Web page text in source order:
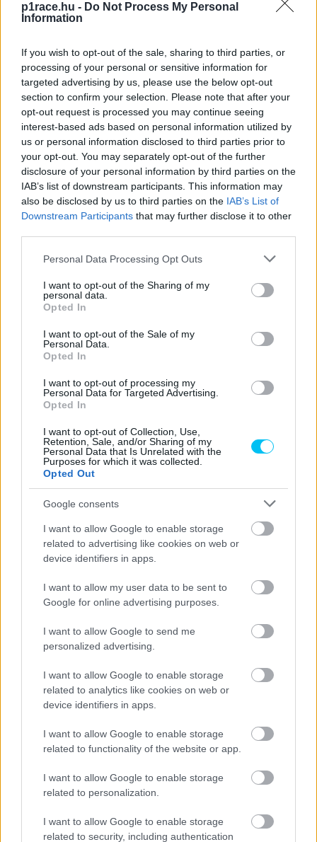
p1race.hu - Do Not Process My Personal
Information
If you wish to opt-out of the sale, sharing to third parties, or
processing of your personal or sensitive information for
targeted advertising by us, please use the below opt-out
section to confirm your selection. Please note that after your
opt-out request is processed you may continue seeing
interest-based ads based on personal information utilized by
us or personal information disclosed to third parties prior to
your opt-out. You may separately opt-out of the further
disclosure of your personal information by third parties on the
IAB’s list of downstream participants. This information may
also be disclosed by us to third parties on the IAB’s List of
Downstream Participants that may further disclose it to other
Please note that this website/app uses one or more Google
not limited to your visit or usage behaviour. You may click to
grant or deny consent to Google and its third-party tags to
use your data for below specified purposes in below Google
consent section.
Personal Data Processing Opt Outs
I want to opt-out of the Sharing of my
personal data.
Opted In
I want to opt-out of the Sale of my
Personal Data.
Opted In
I want to opt-out of processing my
Personal Data for Targeted Advertising.
Opted In
I want to opt-out of Collection, Use,
Retention, Sale, and/or Sharing of my
Personal Data that Is Unrelated with the
Purposes for which it was collected.
Opted Out
Google consents
I want to allow Google to enable storage
related to advertising like cookies on web or
device identifiers in apps.
I want to allow my user data to be sent to
Google for online advertising purposes.
I want to allow Google to send me
personalized advertising.
I want to allow Google to enable storage
related to analytics like cookies on web or
device identifiers in apps.
I want to allow Google to enable storage
related to functionality of the website or app.
I want to allow Google to enable storage
related to personalization.
I want to allow Google to enable storage
related to security, including authentication
Eddie Lawson 1989-ben. Fotó: MotoGP Media
A nyolcvanas évek négyszeres 500 köbcentis világbajnoka,
Eddie Lawson Amerikában próbálta ki magát
Lights-ban 1994-ben összetett negyedik lett, igaz,
futamgyőzelem nélkül. 1996-ban bemutatkozhatott a
eredménye egy ötödik hely volt.
Tragikus próbálkozások
A hőskorban akár az autó-, akár a motorversenyzés komoly
kockázattal járt. Gary Hocking esetében konkrétan egy
tragédia vezetett ahhoz, hogy autóversenyzőként is
megmérettessen. Az 1961-es 125-ös világbajnok, az
ausztrál Tom Phillis az 1962-es Man-szigeti TT-n
vesztette életét a 350-es versenyen. Hocking ezt
követően még megnyerte az 500-as versenyt, majd
azonnali hatállyal bejelentette visszavonulását, annyira
megrázta őt barátja halála. A walesi születésű, de Dél-
Rodéziában (ma Zimbabwe) felnövő Hocking végül
1962-es Natal Nagydíj edzésén vesztette életét, amely egy
F1-es, de világbajnoki pontot nem érő verseny volt
Durbanben.
Bill Ivy 1966-ban már második volt a 125-ös
világbajnokságon, 1967-ben pedig vb-címet is
ünnepelhetett. Ezt követően a Forma-2-ben szeretett
finanszírozni. Hogy több pénzhez jusson, visszatért a
motorversenyzéshez, itt érte a halál is: Az 1969-es
Keletnémet Nagydíj egyik edzésén szenvedett végzetes
balesetet.